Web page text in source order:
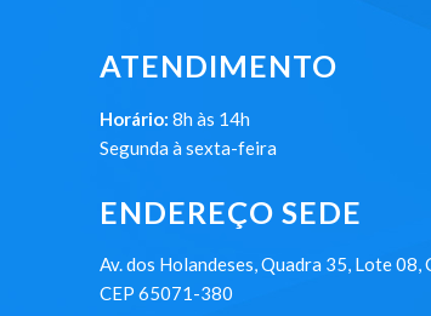
ATENDIMENTO
Horário: 8h às 14h
Segunda à sexta-feira
ENDEREÇO SEDE
Av. dos Holandeses, Quadra 35, Lote 08,
CEP 65071-380